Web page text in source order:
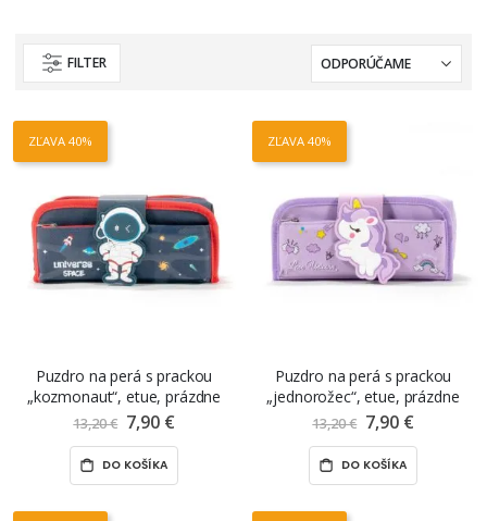
FILTER
ZĽAVA 40%
Puzdro na perá s prackou
„kozmonaut“, etue, prázdne
13,20 € Znížená
cena
7,90 €
DO KOŠÍKA
ZĽAVA 40%
Puzdro na perá s prackou
„jednorožec“, etue, prázdne
13,20 € Znížená
cena
7,90 €
DO KOŠÍKA